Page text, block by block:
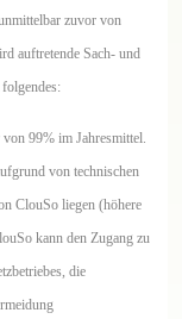
zuvor von
auftretende Sach- und
99% im Jahresmittel.
von technischen
ClouSo liegen (höhere
kann den Zugang zu
die